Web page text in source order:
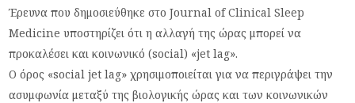
Έρευνα που δημοσιεύθηκε στο Journal of Clinical Sleep
Medicine υποστηρίζει ότι η αλλαγή της ώρας μπορεί να
προκαλέσει και κοινωνικό (social) «jet lag».
O όρος «social jet lag» χρησιμοποιείται για να περιγράψει την
ασυμφωνία μεταξύ της βιολογικής ώρας και των κοινωνικών